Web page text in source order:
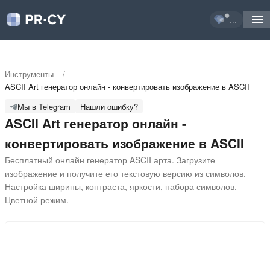
...
Инструменты
/
ASCII Art генератор онлайн - конвертировать изображение в ASCII
ASCII Art генератор онлайн -
конвертировать изображение в ASCII
Мы в Telegram Нашли ошибку?
Бесплатный онлайн генератор ASCII арта. Загрузите
изображение и получите его текстовую версию из символов.
Настройка ширины, контраста, яркости, набора символов.
Цветной режим.